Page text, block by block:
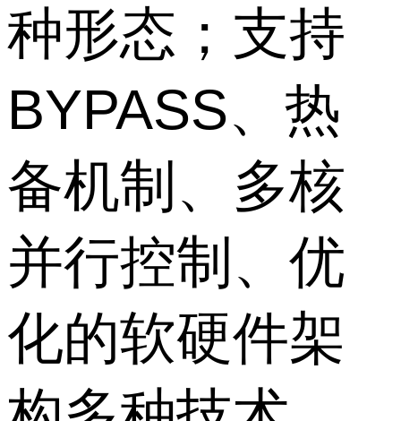
种形态；支持
BYPASS、热
备机制、多核
并行控制、优
化的软硬件架